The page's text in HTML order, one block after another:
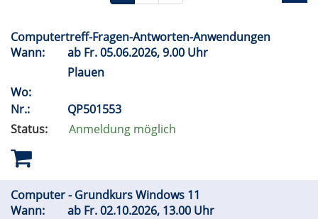
Computertreff-Fragen-Antworten-Anwendungen
Wann:
ab Fr.05.06.2026, 9.00 Uhr
Plauen
Wo:
Nr.:
QP501553
Status:
Anmeldung möglich
Computer - Grundkurs Windows 11
Wann:
ab Fr.02.10.2026, 13.00 Uhr